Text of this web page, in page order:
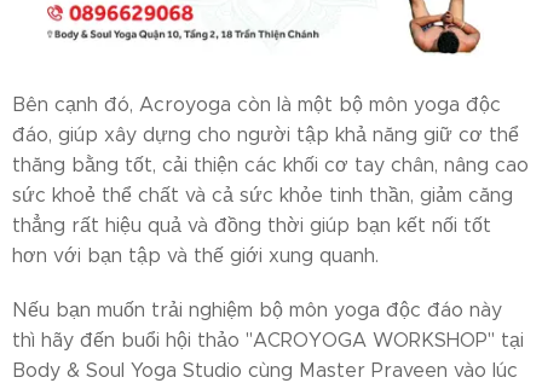
Bên cạnh đó, Acroyoga còn là một bộ môn yoga độc
đáo, giúp xây dựng cho người tập khả năng giữ cơ thể
thăng bằng tốt, cải thiện các khối cơ tay chân, nâng cao
sức khoẻ thể chất và cả sức khỏe tinh thần, giảm căng
thẳng rất hiệu quả và đồng thời giúp bạn kết nối tốt
hơn với bạn tập và thế giới xung quanh.
Nếu bạn muốn trải nghiệm bộ môn yoga độc đáo này
thì hãy đến buổi hội thảo "ACROYOGA WORKSHOP" tại
Body & Soul Yoga Studio cùng Master Praveen vào lúc